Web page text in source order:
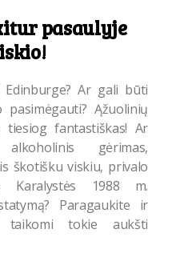
pasaulyje
Edinburge? Ar gali būti
Ąžuolinių
tiesiog fantastiškas! Ar
gėrimas,
škotišku viskiu, privalo
Karalystės 1988 m.
Paragaukite ir
taikomi tokie aukšti